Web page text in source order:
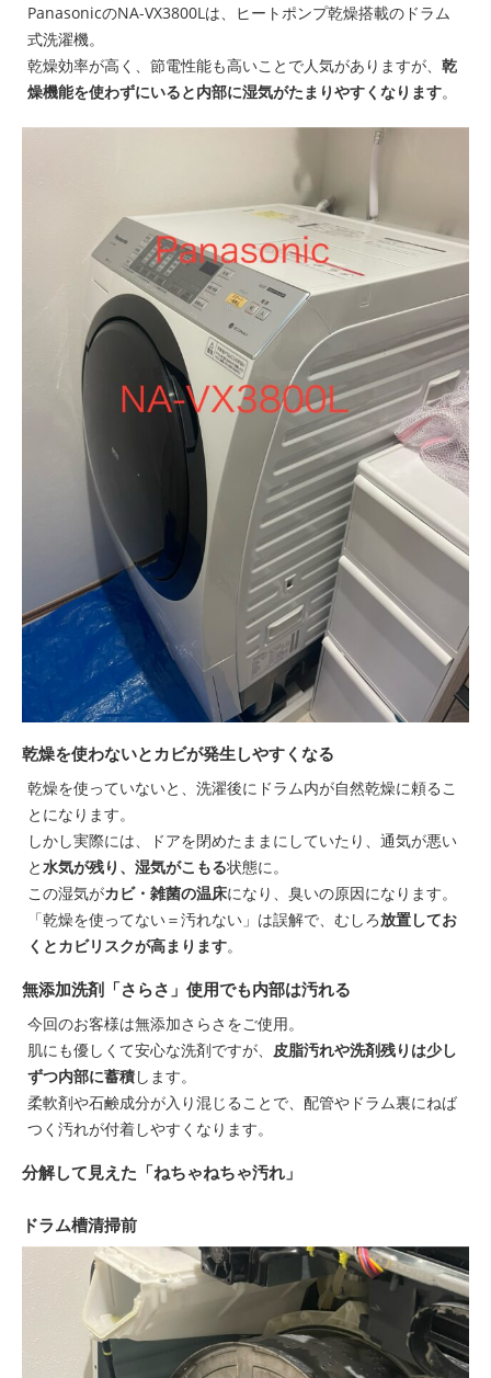
PanasonicのNA-VX3800Lは、ヒートポンプ乾燥搭載のドラム
式洗濯機。
乾燥効率が高く、節電性能も高いことで人気がありますが、 乾
燥機能を使わずにいると内部に湿気がたまりやすくなります。
乾燥を使わないとカビが発生しやすくなる
乾燥を使っていないと、洗濯後にドラム内が自然乾燥に頼るこ
とになります。
しかし実際には、ドアを閉めたままにしていたり、通気が悪い
と水気が残り、湿気がこもる状態に。
この湿気がカビ・雑菌の温床になり、臭いの原因になります。
「乾燥を使ってない＝汚れない」は誤解で、むしろ放置してお
くとカビリスクが高まります。
無添加洗剤「さらさ」使用でも内部は汚れる
今回のお客様は無添加さらさをご使用。
肌にも優しくて安心な洗剤ですが、 皮脂汚れや洗剤残りは少し
ずつ内部に蓄積します。
柔軟剤や石鹸成分が入り混じることで、配管やドラム裏にねば
つく汚れが付着しやすくなります。
分解して見えた「ねちゃねちゃ汚れ」
ドラム槽清掃前